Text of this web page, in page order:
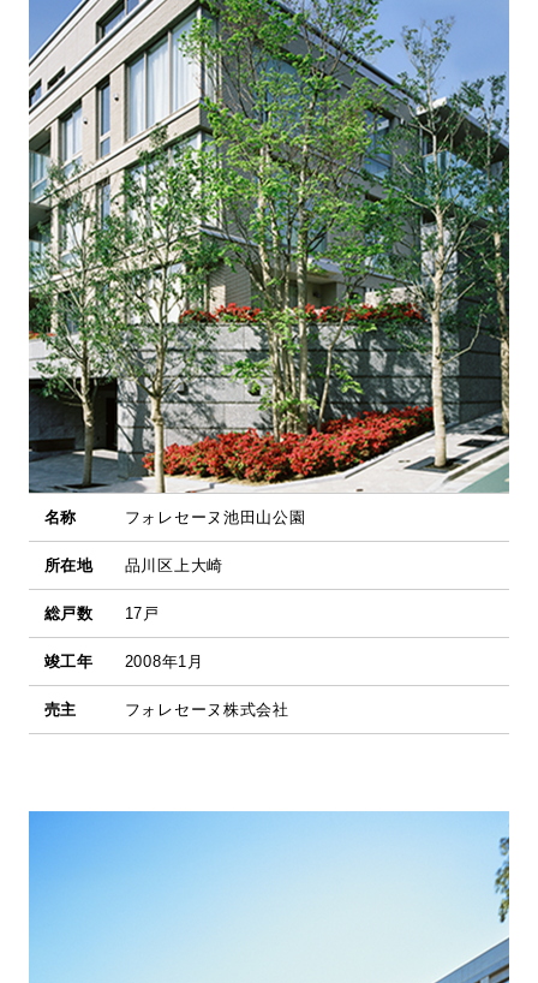
名称 フォレセーヌ池田山公園
所在地 品川区上大崎
総戸数 17戸
竣工年 2008年1月
売主 フォレセーヌ株式会社